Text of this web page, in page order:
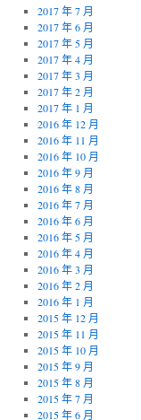
2017 年 7 月
2017 年 6 月
2017 年 5 月
2017 年 4 月
2017 年 3 月
2017 年 2 月
2017 年 1 月
2016 年 12 月
2016 年 11 月
2016 年 10 月
2016 年 9 月
2016 年 8 月
2016 年 7 月
2016 年 6 月
2016 年 5 月
2016 年 4 月
2016 年 3 月
2016 年 2 月
2016 年 1 月
2015 年 12 月
2015 年 11 月
2015 年 10 月
2015 年 9 月
2015 年 8 月
2015 年 7 月
2015 年 6 月